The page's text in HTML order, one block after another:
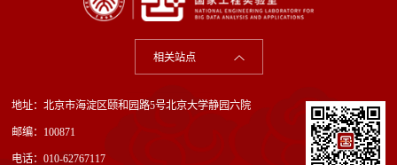
相关站点
地址：北京市海淀区颐和园路5号北京大学静园六院
邮编：100871
电话：010-62767117